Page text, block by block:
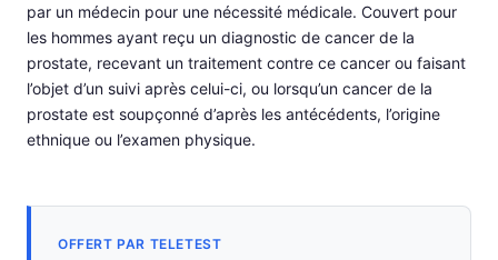
par un médecin pour une nécessité médicale. Couvert pour
les hommes ayant reçu un diagnostic de cancer de la
prostate, recevant un traitement contre ce cancer ou faisant
l’objet d’un suivi après celui-ci, ou lorsqu’un cancer de la
prostate est soupçonné d’après les antécédents, l’origine
ethnique ou l’examen physique.
OFFERT PAR TELETEST